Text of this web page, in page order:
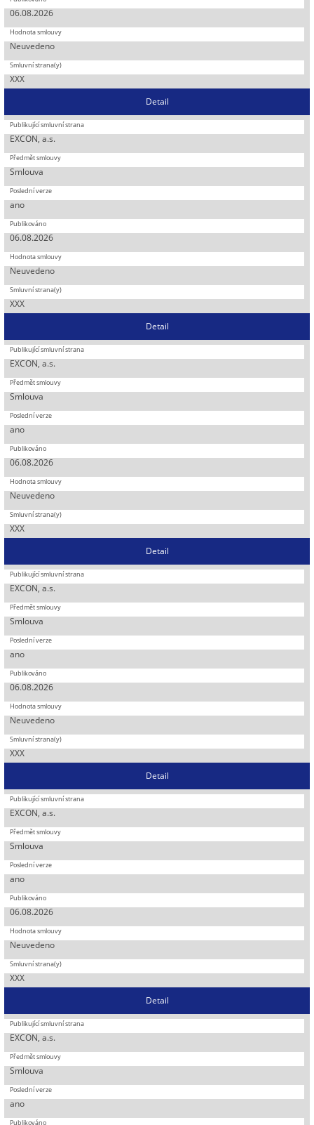
06.08.2026
Neuvedeno
XXX
Detail
EXCON, a.s.
Smlouva
ano
06.08.2026
Neuvedeno
XXX
Detail
EXCON, a.s.
Smlouva
ano
06.08.2026
Neuvedeno
XXX
Detail
EXCON, a.s.
Smlouva
ano
06.08.2026
Neuvedeno
XXX
Detail
EXCON, a.s.
Smlouva
ano
06.08.2026
Neuvedeno
XXX
Detail
EXCON, a.s.
Smlouva
ano